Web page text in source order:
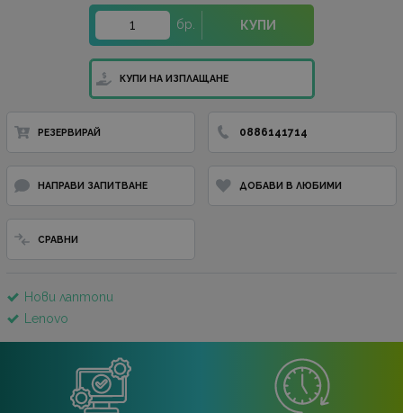
бр. КУПИ
КУПИ НА ИЗПЛАЩАНЕ
РЕЗЕРВИРАЙ 0886141714
НАПРАВИ ЗАПИТВАНЕ ДОБАВИ В ЛЮБИМИ
СРАВНИ
Нови лаптопи
Lenovo